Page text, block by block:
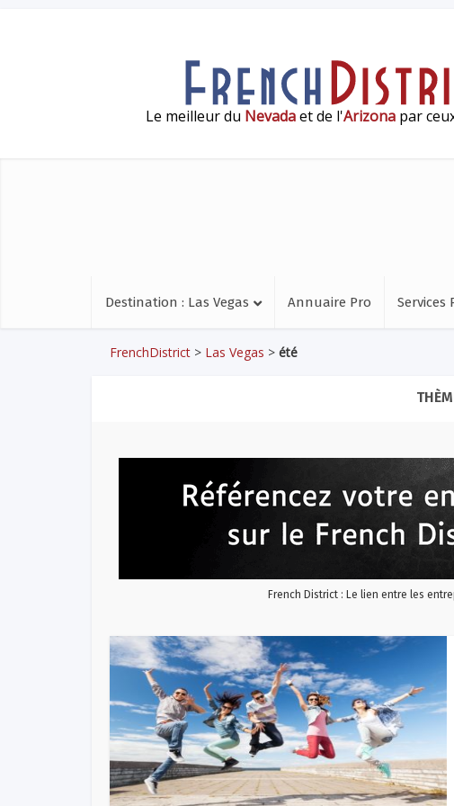
Le meilleur du Nevadaet de l'Arizona par
Destination : Las Vegas Annuaire Pro Services
FrenchDistrict > Las Vegas > été
French District : Le lien entre les